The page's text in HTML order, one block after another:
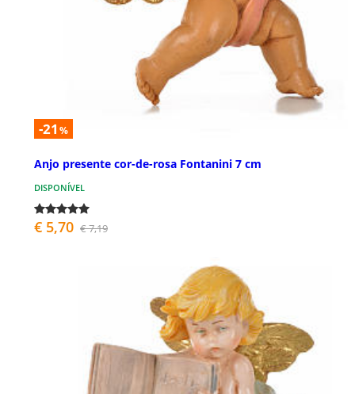
-21 %
Anjo presente cor-de-rosa Fontanini 7 cm
DISPONÍVEL
€ 5,70 € 7,19